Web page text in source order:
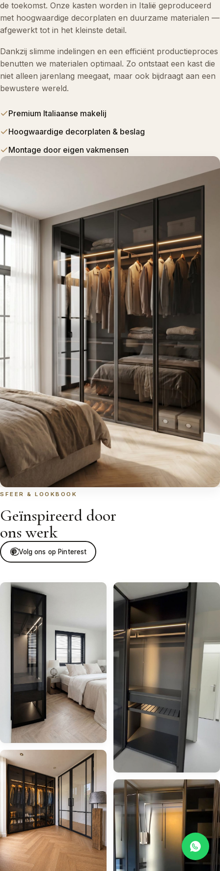
de toekomst. Onze kasten worden in Italië geproduceerd
met hoogwaardige decorplaten en duurzame materialen —
afgewerkt tot in het kleinste detail.
Dankzij slimme indelingen en een efficiënt productieproces
benutten we materialen optimaal. Zo ontstaat een kast die
niet alleen jarenlang meegaat, maar ook bijdraagt aan een
bewustere wereld.
Premium Italiaanse makelij
Hoogwaardige decorplaten & beslag
Montage door eigen vakmensen
SFEER & LOOKBOOK
Geïnspireerd door
ons werk
Volg ons op Pinterest